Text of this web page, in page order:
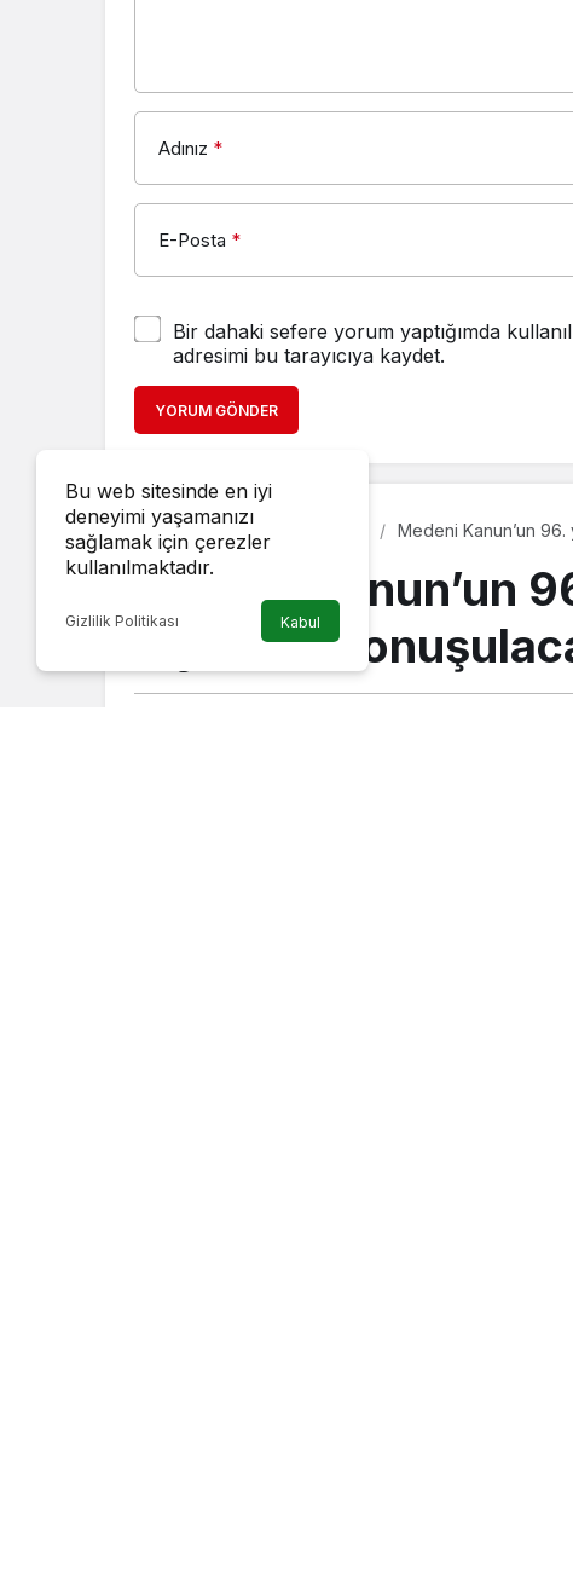
Adınız *
E-Posta *
Bir dahaki sefere yorum yaptığımda
adresimi bu tarayıcıya kaydet.
YORUM GÖNDER
Diğer Medeni Kanun’un 96.
Medeni Kanun’un
Siyaset”
Bu web sitesinde en iyi
deneyimi yaşamanızı
sağlamak için çerezler
kullanılmaktadır.
Gizlilik Politikası Kabul